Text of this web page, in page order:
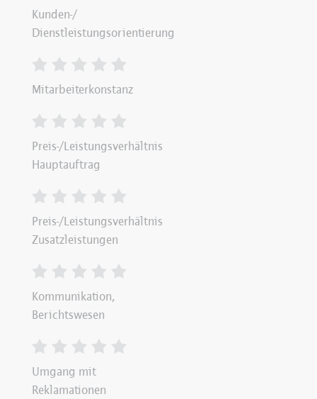
Kunden-/
Dienstleistungsorientierung
Mitarbeiterkonstanz
Preis-/Leistungsverhältnis
Hauptauftrag
Preis-/Leistungsverhältnis
Zusatzleistungen
Kommunikation,
Berichtswesen
Umgang mit
Reklamationen